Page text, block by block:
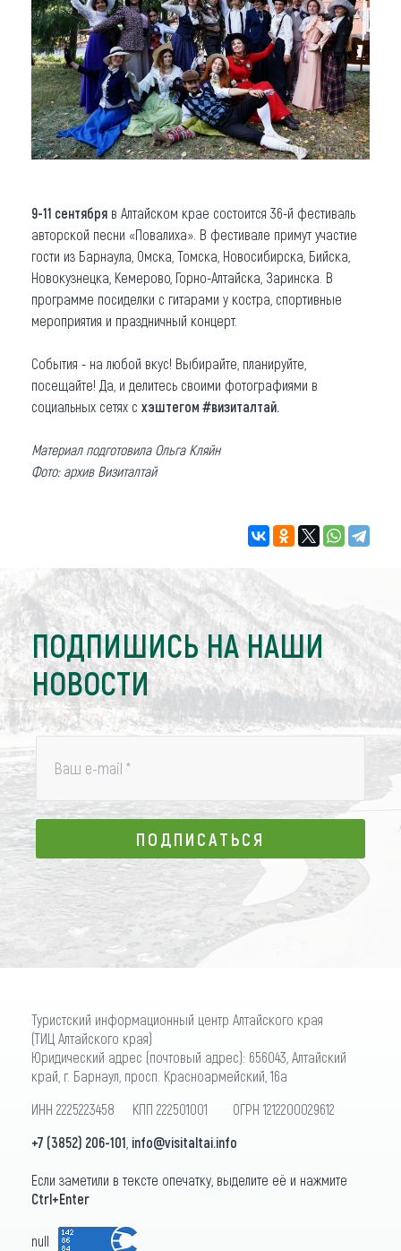
9-11 сентября в Алтайском крае состоится 36-й фестиваль
авторской песни «Повалиха». В фестивале примут участие
гости из Барнаула, Омска, Томска, Новосибирска, Бийска,
Новокузнецка, Кемерово, Горно-Алтайска, Заринска. В
программе посиделки с гитарами у костра, спортивные
мероприятия и праздничный концерт.
События - на любой вкус! Выбирайте, планируйте,
посещайте! Да, и делитесь своими фотографиями в
социальных сетях с хэштегом #визиталтай.
Материал подготовила Ольга Кляйн
Фото: архив Визиталтай
ПОДПИШИСЬ НА НАШИ
НОВОСТИ
Ваш e-mail *
ПОДПИСАТЬСЯ
ПОДПИСАТЬСЯ
Туристский информационный центр Алтайского края
(ТИЦ Алтайского края)
Юридический адрес (почтовый адрес): 656043, Алтайский
край, г. Барнаул, просп. Красноармейский, 16а
ИНН 2225223458 КПП 222501001 ОГРН 1212200029612
+7 (3852) 206-101 info@visitaltai.info
Если заметили в тексте опечатку, выделите её и нажмите
Ctrl+Enter
null